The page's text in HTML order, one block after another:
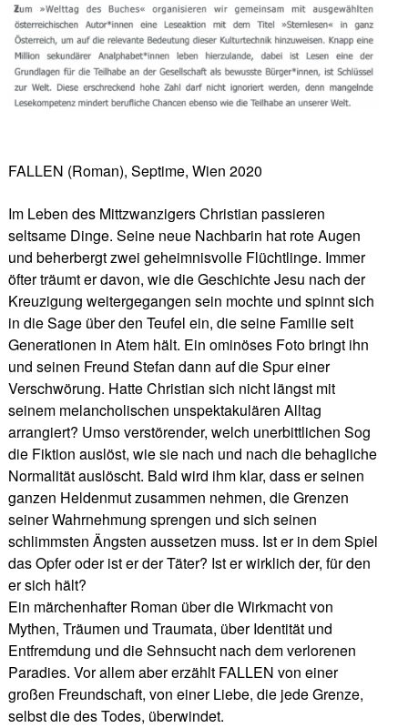
FALLEN (Roman), Septime, Wien 2020
Im Leben des Mittzwanzigers Christian passieren
seltsame Dinge. Seine neue Nachbarin hat rote Augen
und beherbergt zwei geheimnisvolle Flüchtlinge. Immer
öfter träumt er davon, wie die Geschichte Jesu nach der
Kreuzigung weitergegangen sein mochte und spinnt sich
in die Sage über den Teufel ein, die seine Familie seit
Generationen in Atem hält. Ein ominöses Foto bringt ihn
und seinen Freund Stefan dann auf die Spur einer
Verschwörung. Hatte Christian sich nicht längst mit
seinem melancholischen unspektakulären Alltag
arrangiert? Umso verstörender, welch unerbittlichen Sog
die Fiktion auslöst, wie sie nach und nach die behagliche
Normalität auslöscht. Bald wird ihm klar, dass er seinen
ganzen Heldenmut zusammen nehmen, die Grenzen
seiner Wahrnehmung sprengen und sich seinen
schlimmsten Ängsten aussetzen muss. Ist er in dem Spiel
das Opfer oder ist er der Täter? Ist er wirklich der, für den
er sich hält?
Ein märchenhafter Roman über die Wirkmacht von
Mythen, Träumen und Traumata, über Identität und
Entfremdung und die Sehnsucht nach dem verlorenen
Paradies. Vor allem aber erzählt FALLEN von einer
großen Freundschaft, von einer Liebe, die jede Grenze,
selbst die des Todes, überwindet.